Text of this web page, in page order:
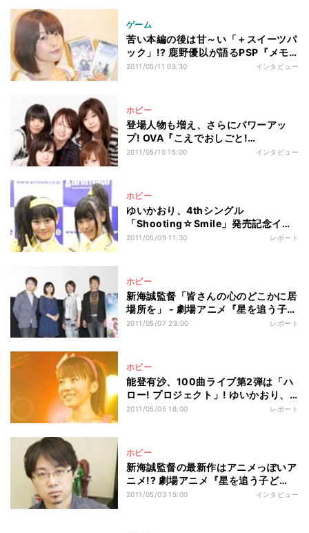
ゲーム
苦い本編の後は甘～い「＋スイーツパ
ック」!? 鹿野優以が語るPSP『メモ
リーズオフ ゆびきりの記憶』
2011/05/11 03:30 インタビュー
ホビー
登場人物も増え、さらにパワーアッ
プ! OVA『こえでおしごと!
take:2』、2011年5月11日発売
2011/05/10 15:00 インタビュー
ホビー
ゆいかおり、4thシングル
「Shooting☆Smile」発売記念イベ
ント in 秋葉原
2011/05/09 11:30 レポート
ホビー
新海誠監督「皆さんの心のどこかに居
場所を」 - 劇場アニメ『星を追う子ど
も』初日舞台挨拶
2011/05/07 23:00 レポート
ホビー
能登有沙、100曲ライブ第2弾は「ハ
ロー! プロジェクト」! ゆいかおり、
三澤紗千香がサポート
2011/05/05 18:00 レポート
ホビー
新海誠監督の最新作はアニメっぽいア
ニメ!? 劇場アニメ『星を追う子ど
も』、5月7日公開
2011/05/03 15:00 インタビュー